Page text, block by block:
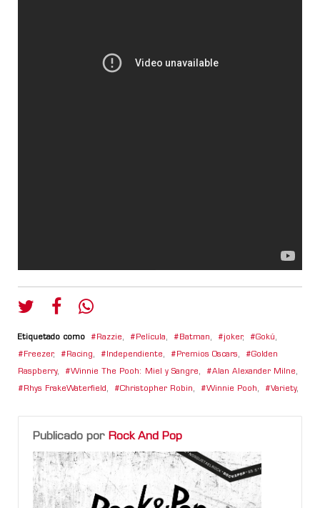
Etiquetado como Razzie, Película, Batman, joker, Gokú,
Freezer, Racing, Independiente, Premios Oscars, Golden
Raspberry, Winnie The Pooh: Miel y Sangre, Alan Alexander Milne,
Rhys FrakeWaterfield , Christopher Robin, Winnie Pooh, Variety,
Publicado por Rock And Pop